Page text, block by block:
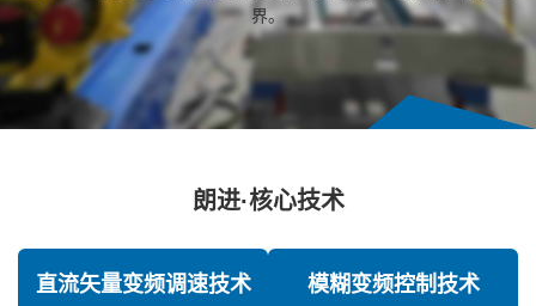
界。
朗进·核心技术
直流矢量变频调速技术 模糊变频控制技术